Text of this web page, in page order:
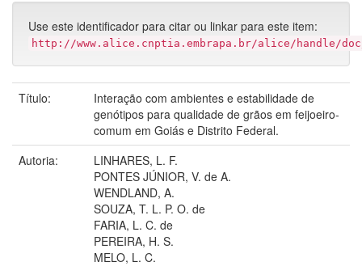
Use este identificador para citar ou linkar para este item:
http://www.alice.cnptia.embrapa.br/alice/handle/doc/
Título:
Interação com ambientes e estabilidade de
genótipos para qualidade de grãos em feijoeiro-
comum em Goiás e Distrito Federal.
Autoria:
LINHARES, L. F.
PONTES JÚNIOR, V. de A.
WENDLAND, A.
SOUZA, T. L. P. O. de
FARIA, L. C. de
PEREIRA, H. S.
MELO, L. C.